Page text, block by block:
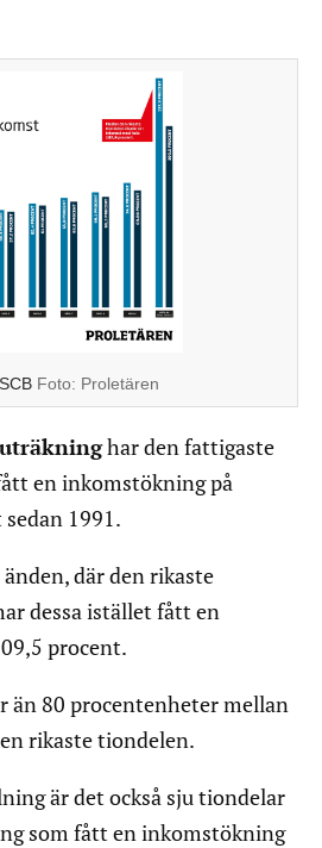
Foto: Proletären
har den fattigaste
en inkomstökning på
1991.
där den rikaste
dessa istället fått en
procent.
än 80 procentenheter mellan
rikaste tiondelen.
är det också sju tiondelar
som fått en inkomstökning